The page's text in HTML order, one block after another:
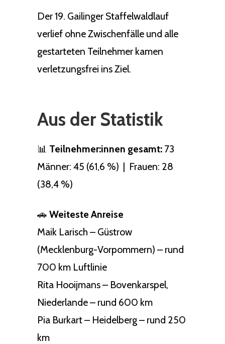
Der 19. Gailinger Staffelwaldlauf
verlief ohne Zwischenfälle und alle
gestarteten Teilnehmer kamen
verletzungsfrei ins Ziel.
Aus der Statistik
📊 Teilnehmer:innen gesamt: 73
Männer: 45 (61,6 %) | Frauen: 28
(38,4 %)
🚗 Weiteste Anreise
Maik Larisch – Güstrow
(Mecklenburg-Vorpommern) – rund
700 km Luftlinie
Rita Hooijmans – Bovenkarspel,
Niederlande – rund 600 km
Pia Burkart – Heidelberg – rund 250
km